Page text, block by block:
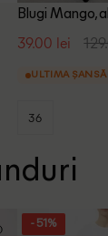
Blugi Mango,
39.00 lei
ULTIMA ȘANSĂ
36
- 51%